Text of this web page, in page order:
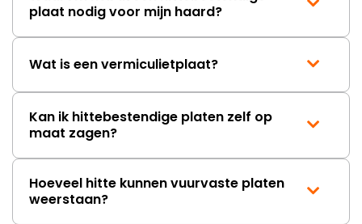
plaat nodig voor mijn haard?
Wat is een vermiculietplaat?
Kan ik hittebestendige platen zelf op
maat zagen?
Hoeveel hitte kunnen vuurvaste platen
weerstaan?